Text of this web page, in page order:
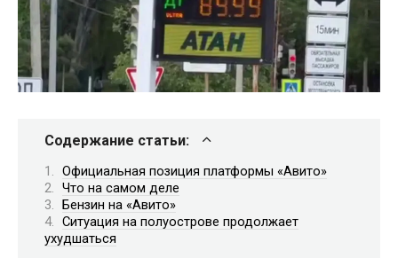
Содержание статьи:
Официальная позиция платформы «Авито»
Что на самом деле
Бензин на «Авито»
Ситуация на полуострове продолжает
ухудшаться